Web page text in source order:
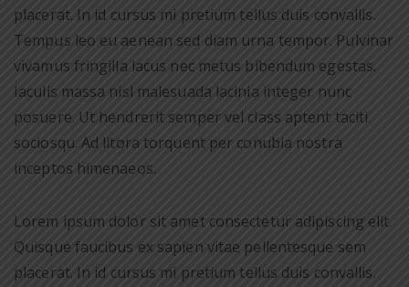
placerat. In id cursus mi pretium tellus duis convallis.
Tempus leo eu aenean sed diam urna tempor. Pulvinar
vivamus fringilla lacus nec metus bibendum egestas.
Iaculis massa nisl malesuada lacinia integer nunc
posuere. Ut hendrerit semper vel class aptent taciti
sociosqu. Ad litora torquent per conubia nostra
inceptos himenaeos.
Lorem ipsum dolor sit amet consectetur adipiscing elit.
Quisque faucibus ex sapien vitae pellentesque sem
placerat. In id cursus mi pretium tellus duis convallis.